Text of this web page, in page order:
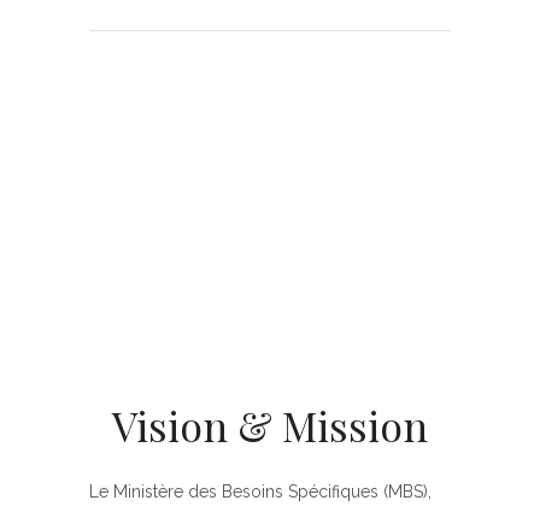
Vision & Mission
Le Ministère des Besoins Spécifiques (MBS),